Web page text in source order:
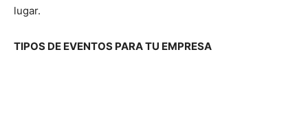
lugar.
TIPOS DE EVENTOS PARA TU EMPRESA